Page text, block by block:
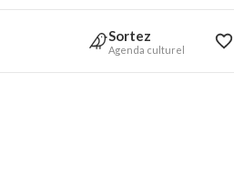
Sortez
Agenda culturel